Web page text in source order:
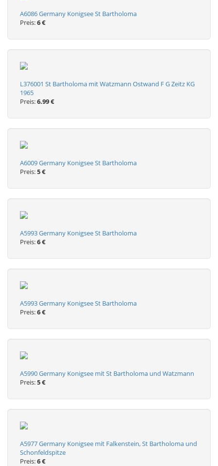
A6086 Germany Konigsee St Bartholoma
Preis:6 €
L376001 St Bartholoma mit Watzmann Ostwand F G Zeitz KG
1965
Preis:6.99 €
A6009 Germany Konigsee St Bartholoma
Preis:5 €
A5993 Germany Konigsee St Bartholoma
Preis:6 €
A5993 Germany Konigsee St Bartholoma
Preis:6 €
A5990 Germany Konigsee mit St Bartholoma und Watzmann
Preis:5 €
A5977 Germany Konigsee mit Falkenstein, St Bartholoma und
Schonfeldspitze
Preis:6 €